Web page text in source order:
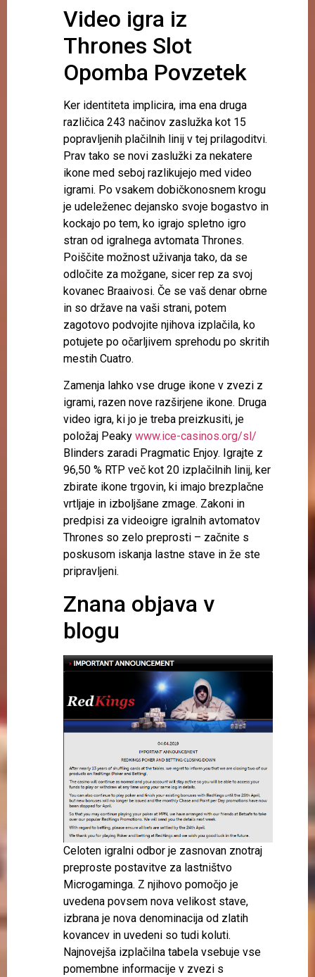
Video igra iz
Thrones Slot
Opomba Povzetek
Ker identiteta implicira, ima ena druga
različica 243 načinov zaslužka kot 15
popravljenih plačilnih linij v tej prilagoditvi.
Prav tako se novi zaslužki za nekatere
ikone med seboj razlikujejo med video
igrami. Po vsakem dobičkonosnem krogu
je udeleženec dejansko svoje bogastvo in
kockajo po tem, ko igrajo spletno igro
stran od igralnega avtomata Thrones.
Poiščite možnost uživanja tako, da se
odločite za možgane, sicer rep za svoj
kovanec Braaivosi. Če se vaš denar obrne
in so države na vaši strani, potem
zagotovo podvojite njihova izplačila, ko
potujete po očarljivem sprehodu po skritih
mestih Cuatro.
Zamenja lahko vse druge ikone v zvezi z
igrami, razen nove razširjene ikone. Druga
video igra, ki jo je treba preizkusiti, je
položaj Peaky www.ice-casinos.org/sl/
Blinders zaradi Pragmatic Enjoy. Igrajte z
96,50 % RTP več kot 20 izplačilnih linij, ker
zbirate ikone trgovin, ki imajo brezplačne
vrtljaje in izboljšane zmage. Zakoni in
predpisi za videoigre igralnih avtomatov
Thrones so zelo preprosti – začnite s
poskusom iskanja lastne stave in že ste
pripravljeni.
Znana objava v
blogu
Celoten igralni odbor je zasnovan znotraj
preproste postavitve za lastništvo
Microgaminga. Z njihovo pomočjo je
uvedena povsem nova velikost stave,
izbrana je nova denominacija od zlatih
kovancev in uvedeni so tudi koluti.
Najnovejša izplačilna tabela vsebuje vse
pomembne informacije v zvezi s